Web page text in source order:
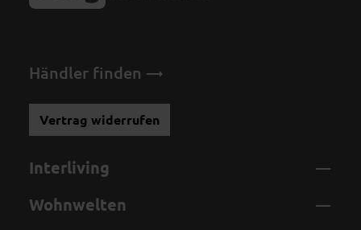
Händler finden
Vertrag widerrufen
Interliving
Wohnwelten